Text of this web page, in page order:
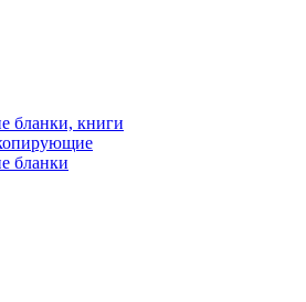
бланки, книги
бланки